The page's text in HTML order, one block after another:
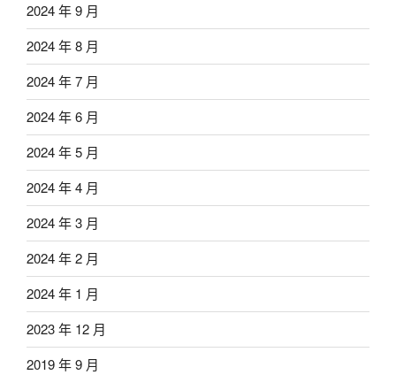
2024 年 9 月
2024 年 8 月
2024 年 7 月
2024 年 6 月
2024 年 5 月
2024 年 4 月
2024 年 3 月
2024 年 2 月
2024 年 1 月
2023 年 12 月
2019 年 9 月